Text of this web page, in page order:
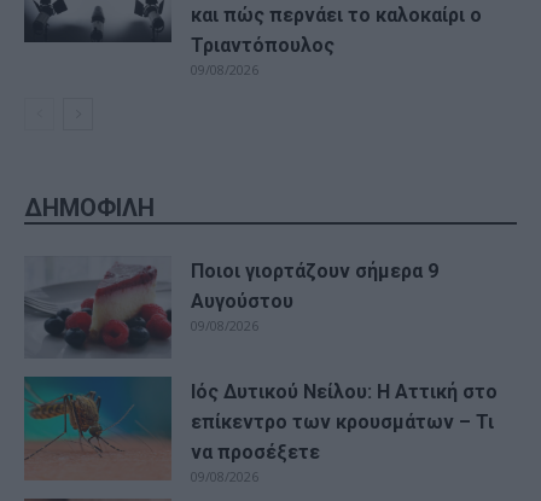
και πώς περνάει το καλοκαίρι ο
Τριαντόπουλος
09/08/2026
ΔΗΜΟΦΙΛΗ
Ποιοι γιορτάζουν σήμερα 9
Αυγούστου
09/08/2026
Ιός Δυτικού Νείλου: Η Αττική στο
επίκεντρο των κρουσμάτων – Τι
να προσέξετε
09/08/2026